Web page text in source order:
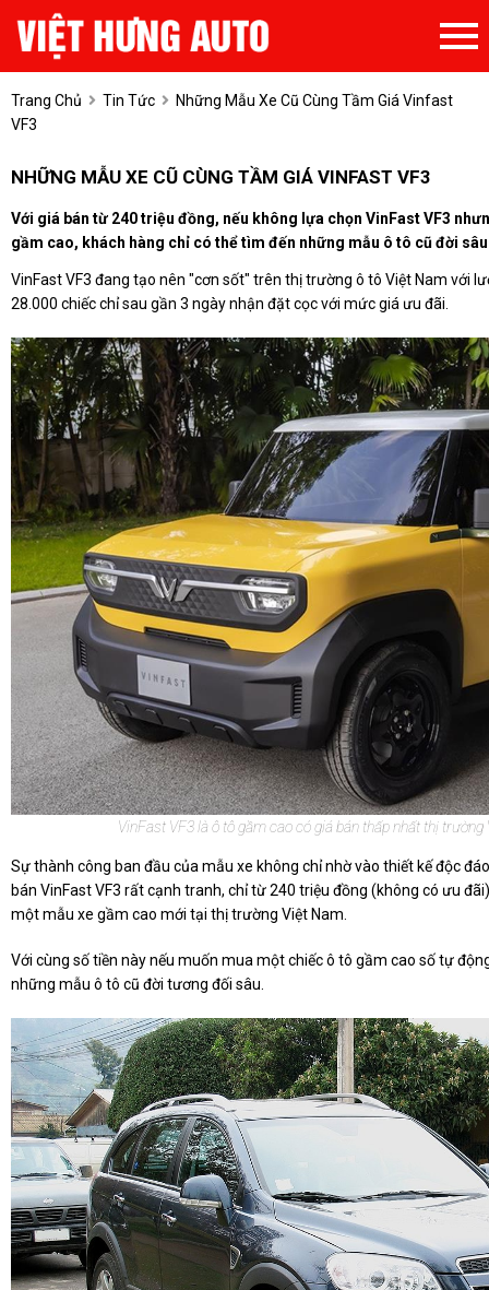
Trang Chủ Tin Tức
Những Mẫu Xe Cũ Cùng Tầm Giá Vinfast
VF3
NHỮNG MẪU XE CŨ CÙNG TẦM GIÁ VINFAST VF3
Với giá bán từ 240 triệu đồng, nếu không lựa chọn VinFast VF3
gầm cao, khách hàng chỉ có thể tìm đến những mẫu ô tô cũ đời
VinFast VF3 đang tạo nên "cơn sốt" trên thị trường ô tô Việt Nam với
28.000 chiếc chỉ sau gần 3 ngày nhận đặt cọc với mức giá ưu đãi.
VinFast VF3 là ô tô gầm cao có giá bán thấp nhất thị trường
Sự thành công ban đầu của mẫu xe không chỉ nhờ vào thiết kế độc
bán VinFast VF3 rất cạnh tranh, chỉ từ 240 triệu đồng (không có ưu
một mẫu xe gầm cao mới tại thị trường Việt Nam.
Với cùng số tiền này nếu muốn mua một chiếc ô tô gầm cao số tự
những mẫu ô tô cũ đời tương đối sâu.